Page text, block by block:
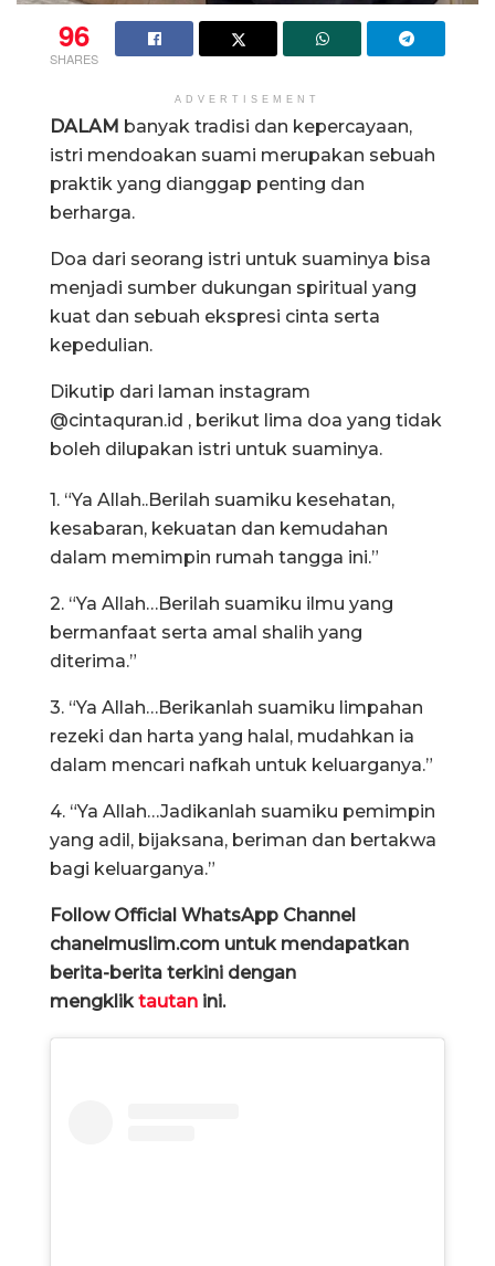
96
SHARES
ADVERTISEMENT
DALAM banyak tradisi dan kepercayaan,
istri mendoakan suami merupakan sebuah
praktik yang dianggap penting dan
berharga.
Doa dari seorang istri untuk suaminya bisa
menjadi sumber dukungan spiritual yang
kuat dan sebuah ekspresi cinta serta
kepedulian.
Dikutip dari laman instagram
@cintaquran.id , berikut lima doa yang tidak
boleh dilupakan istri untuk suaminya.
1. “Ya Allah..Berilah suamiku kesehatan,
kesabaran, kekuatan dan kemudahan
dalam memimpin rumah tangga ini.”
2. “Ya Allah…Berilah suamiku ilmu yang
bermanfaat serta amal shalih yang
diterima.”
3. “Ya Allah…Berikanlah suamiku limpahan
rezeki dan harta yang halal, mudahkan ia
dalam mencari nafkah untuk keluarganya.”
4. “Ya Allah…Jadikanlah suamiku pemimpin
yang adil, bijaksana, beriman dan bertakwa
bagi keluarganya.”
Follow Official WhatsApp Channel
chanelmuslim.com untuk mendapatkan
berita-berita terkini dengan
mengklik tautan ini.